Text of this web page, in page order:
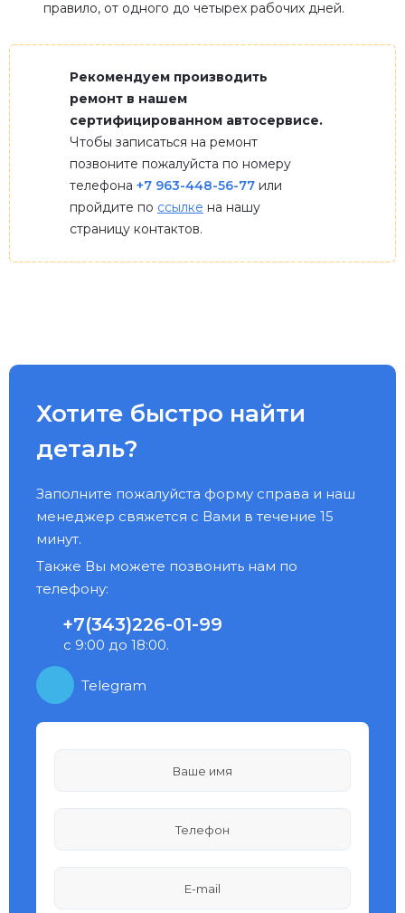
правило, от одного до четырех рабочих дней.
Рекомендуем производить
ремонт в нашем
сертифицированном автосервисе.
Чтобы записаться на ремонт
позвоните пожалуйста по номеру
телефона +7 963-448-56-77 или
пройдите по ссылке на нашу
страницу контактов.
Хотите быстро найти
деталь?
Заполните пожалуйста форму справа и наш
менеджер свяжется с Вами в течение 15
минут.
Также Вы можете позвонить нам по
телефону:
+7(343)226-01-99
с 9:00 до 18:00.
Telegram